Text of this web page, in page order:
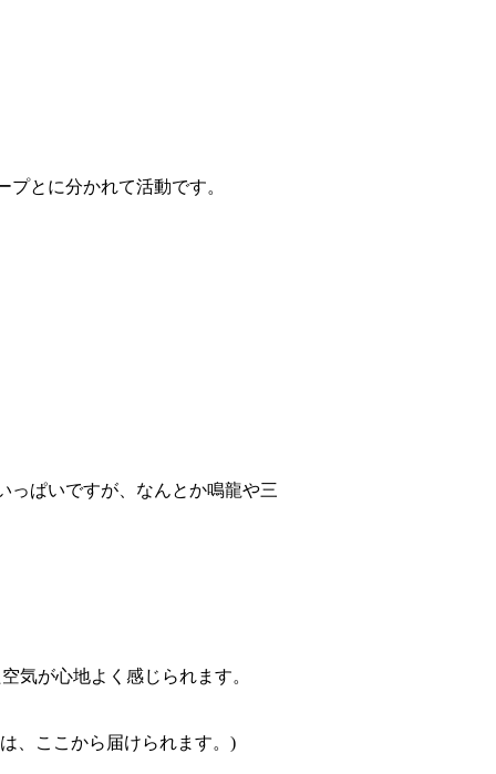
とに分かれて活動です。
っぱいですが、なんとか鳴龍や三
気が心地よく感じられます。
、ここから届けられます。)